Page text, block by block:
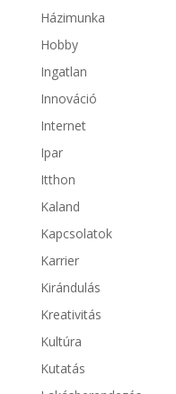
Házimunka
Hobby
Ingatlan
Innováció
Internet
Ipar
Itthon
Kaland
Kapcsolatok
Karrier
Kirándulás
Kreativitás
Kultúra
Kutatás